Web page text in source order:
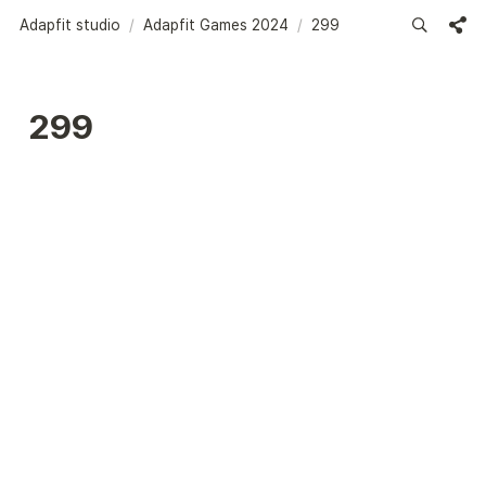
Adapfit studio / Adapfit Games 2024 / 299
299